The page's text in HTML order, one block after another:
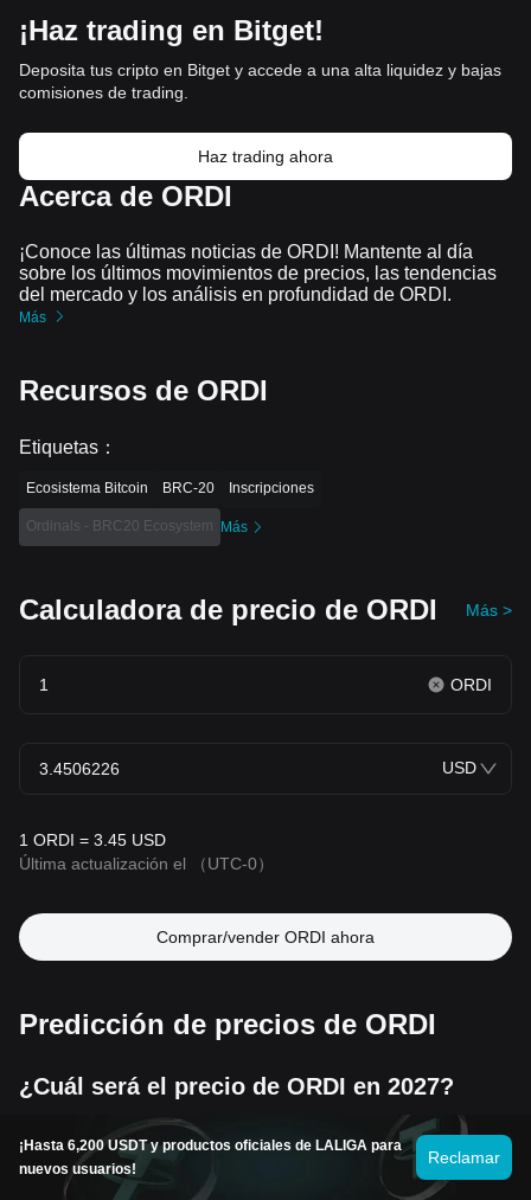
¡Haz trading en Bitget!
Deposita tus cripto en Bitget y accede a una alta liquidez y bajas
comisiones de trading.
Haz trading ahora
Acerca de ORDI
¡Conoce las últimas noticias de ORDI! Mantente al día
sobre los últimos movimientos de precios, las tendencias
del mercado y los análisis en profundidad de ORDI.
Más
Recursos de ORDI
Etiquetas ：
Ecosistema Bitcoin BRC-20 Inscripciones
Ordinals - BRC20 Ecosystem Más
Calculadora de precio de ORDI Más >
ORDI
USD
1 ORDI = 3.45 USD
Última actualización el
（UTC-0）
Comprar/vender ORDI ahora
Predicción de precios de ORDI
¿Cuál será el precio de ORDI en 2027?
Según el modelo de predicción del rendimiento histórico del
precio de ORDI, se prevé que el precio de ORDI alcance los
en 2027.
¡Hasta 6,200 USDT y productos oficiales de LALIGA para
nuevos usuarios!
Reclamar